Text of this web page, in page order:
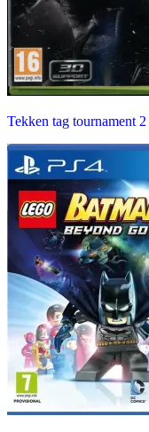
Tekken tag tournament 2